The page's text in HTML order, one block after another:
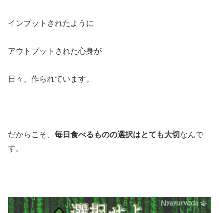
インプットされたように
アウトプットされた心身が
日々、作られています。
だからこそ、 毎日食べるものの選択はとても大切 なんで
す。